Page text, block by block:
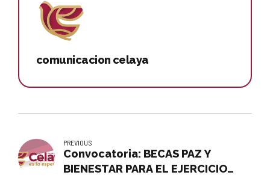
comunicacion celaya
PREVIOUS
Convocatoria: BECAS PAZ Y
BIENESTAR PARA EL EJERCICIO